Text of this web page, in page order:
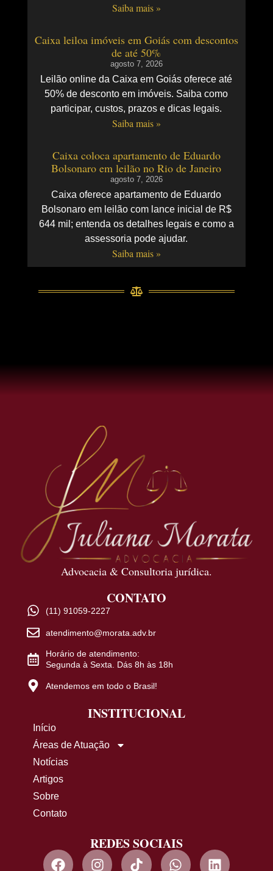
Saiba mais »
Caixa leiloa imóveis em Goiás com descontos
de até 50%
agosto 7, 2026
Leilão online da Caixa em Goiás oferece até
50% de desconto em imóveis. Saiba como
participar, custos, prazos e dicas legais.
Saiba mais »
Caixa coloca apartamento de Eduardo
Bolsonaro em leilão no Rio de Janeiro
agosto 7, 2026
Caixa oferece apartamento de Eduardo
Bolsonaro em leilão com lance inicial de R$
644 mil; entenda os detalhes legais e como a
assessoria pode ajudar.
Saiba mais »
Advocacia & Consultoria jurídica.
CONTATO
(11) 91059-2227
atendimento@morata.adv.br
Horário de atendimento:
Segunda à Sexta. Dás 8h às 18h
Atendemos em todo o Brasil!
INSTITUCIONAL
Início
Áreas de Atuação
Notícias
Artigos
Sobre
Contato
REDES SOCIAIS